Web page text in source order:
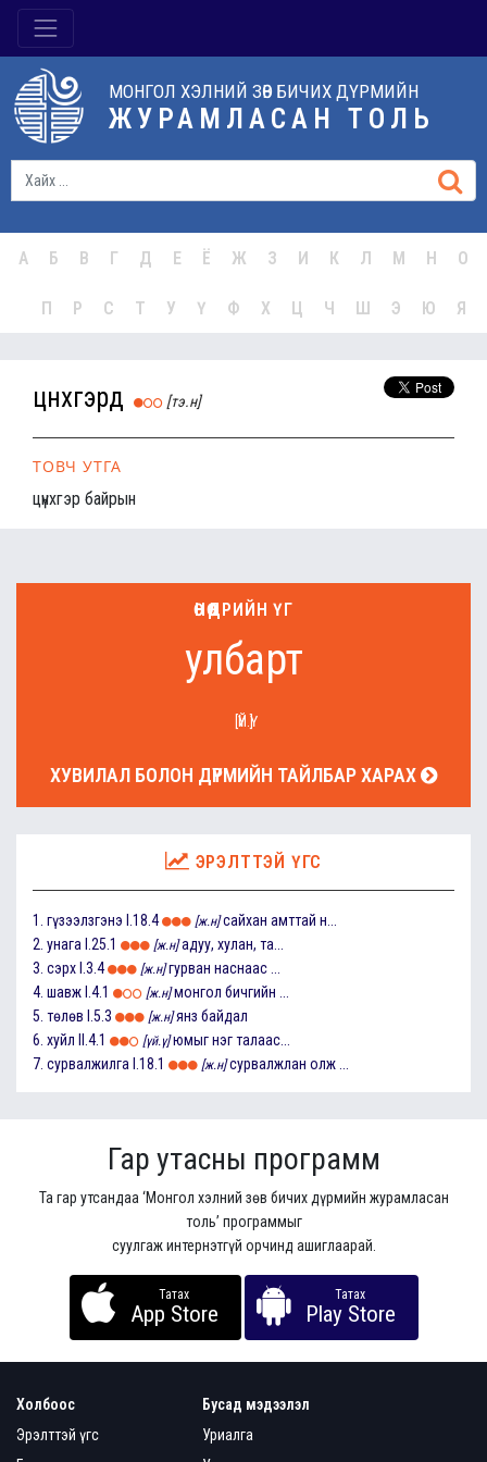
МОНГОЛ ХЭЛНИЙ ЗӨВ БИЧИХ ДҮРМИЙН
ЖУРАМЛАСАН ТОЛЬ
А Б В Г Д Е Ё Ж З И К Л М Н О
П Р С Т У Ү Ф Х Ц Ч Ш Э Ю Я
цүнхгэрдүү [тэ.н]
ТОВЧ УТГА
цүнхгэр байрын
ӨНӨӨДРИЙН ҮГ
улбарт
[ҮЙ.Ү]
ХУВИЛАЛ БОЛОН ДҮРМИЙН ТАЙЛБАР ХАРАХ
ЭРЭЛТТЭЙ ҮГС
1. гүзээлзгэнэ I.18.4 [ж.н] сайхан амттай н...
2. унага I.25.1 [ж.н] адуу, хулан, та...
3. сэрх I.3.4 [ж.н] гурван наснаас ...
4. шавж I.4.1 [ж.н] монгол бичгийн ...
5. төлөв I.5.3 [ж.н] янз байдал
6. хуйл II.4.1 [үй.ү] юмыг нэг талаас...
7. сурвалжилга I.18.1 [ж.н] сурвалжлан олж ...
Гар утасны программ
Та гар утсандаа ‘Монгол хэлний зөв бичих дүрмийн журамласан
толь’ программыг
суулгаж интернэтгүй орчинд ашиглаарай.
Татах
App Store
Татах
Play Store
Холбоос
Эрэлттэй үгс
Бусад мэдээлэл
Уриалга